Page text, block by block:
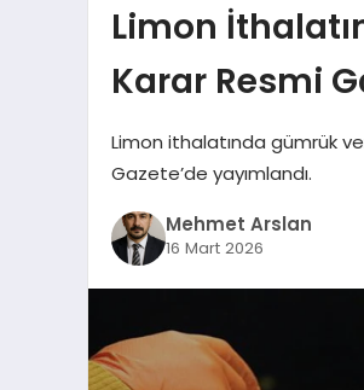
Limon
Karar Resmi
Limon ithalatında gümrük
Gazete’de yayımlandı.
Mehmet Arslan
16 Mart 2026